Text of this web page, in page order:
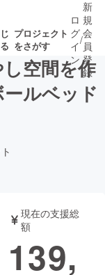
プロジェクト
をさがす
近いプ
書籍・雑誌
ロ
グ
イ
ン
/
新
規
会
員
登
録
空間を作
ルベッド
現在の支援総
額
139,